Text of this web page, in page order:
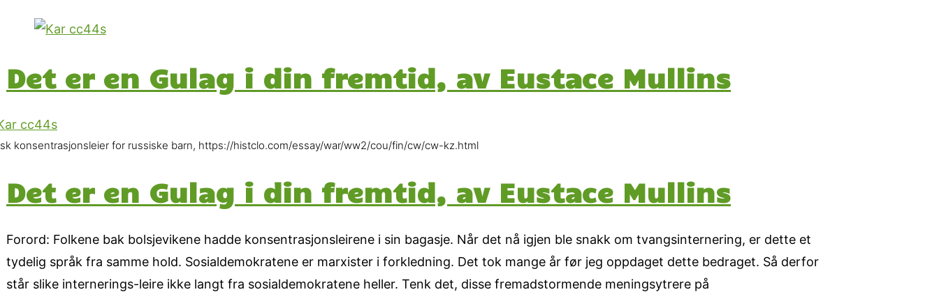
Det er en Gulag i din fremtid, av Eustace Mullins
konsentrasjonsleier for russiske barn, https://histclo.com/essay/war/ww2/cou/fin/cw/cw-kz.html
Det er en Gulag i din fremtid, av Eustace Mullins
Forord: Folkene bak bolsjevikene hadde konsentrasjonsleirene i sin bagasje. Når det nå igjen ble snakk om tvangsinternering, er dette et
tydelig språk fra samme hold. Sosialdemokratene er marxister i forkledning. Det tok mange år før jeg oppdaget dette bedraget. Så derfor
står slike internerings-leire ikke langt fra sosialdemokratene heller. Tenk det, disse fremadstormende meningsytrere på